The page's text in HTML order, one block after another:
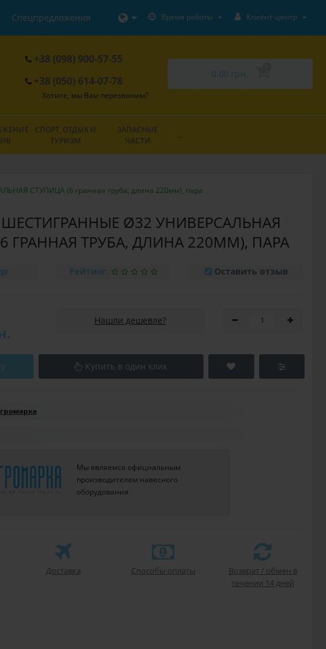
Спецпредложения Время работы Клиент-центр
+38 (098) 900-57-55
+38 (050) 614-07-78
Хотите, мы Вам перезвоним?
0.00 грн.
СПОРТ, ОТДЫХ И
ТУРИЗМ
ЗАПАСНЫЕ
ЧАСТИ
...
СТУПИЦА (6 гранная труба, длина 220мм), пара
Ø32 УНИВЕРСАЛЬНАЯ
ГРАННАЯ ТРУБА, ДЛИНА 220ММ), ПАРА
Рейтинг: Оставить отзыв
Нашли дешевле?
Купить в один клик
Мы являемся официальным
производителем навесного
оборудования
Доставка Способы оплаты
Возврат / обмен в
течении 14 дней